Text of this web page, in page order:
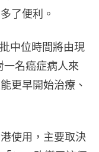
了便利。
中位時間將由現
名癌症病人來
更早開始治療、
使用，主要取決